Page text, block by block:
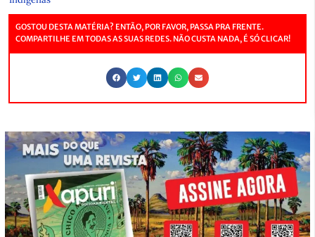
GOSTOU DESTA MATÉRIA? ENTÃO, POR FAVOR, PASSA PRA FRENTE.
COMPARTILHE EM TODAS AS SUAS REDES. NÃO CUSTA NADA, É SÓ CLICAR!